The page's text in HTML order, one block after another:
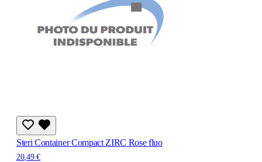
Steri Container Compact ZIRC Rose fluo
20,49 €